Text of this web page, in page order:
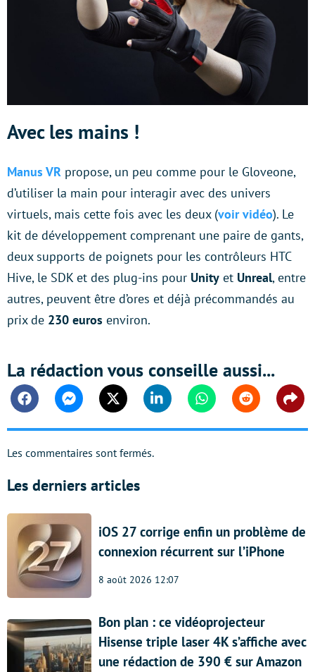
Avec les mains !
Manus VR propose, un peu comme pour le Gloveone,
d’utiliser la main pour interagir avec des univers
virtuels, mais cette fois avec les deux (voir vidéo). Le
kit de développement comprenant une paire de gants,
deux supports de poignets pour les contrôleurs HTC
Hive, le SDK et des plug-ins pour Unity et Unreal, entre
autres, peuvent être d’ores et déjà précommandés au
prix de 230 euros environ.
La rédaction vous conseille aussi...
FacebookMessengerTwitter Linkedin WhatsappReddit
Les commentaires sont fermés.
Les derniers articles
iOS 27 corrige enfin un problème de
connexion récurrent sur l’iPhone
8 août 2026 12:07
Bon plan : ce vidéoprojecteur
Hisense triple laser 4K s’affiche avec
une rédaction de 390 € sur Amazon